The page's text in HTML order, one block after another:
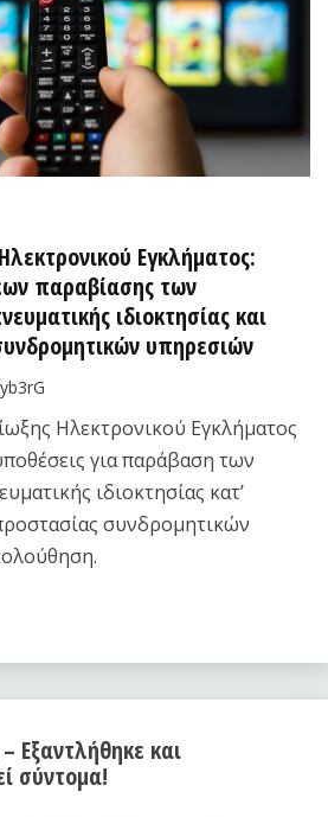
Εγκλήματος:
παραβίασης των
ιδιοκτησίας και
υπηρεσιών
Ηλεκτρονικού Εγκλήματος
για παράβαση των
ιδιοκτησίας κατ’
συνδρομητικών
Εξαντλήθηκε και
σύντομα!